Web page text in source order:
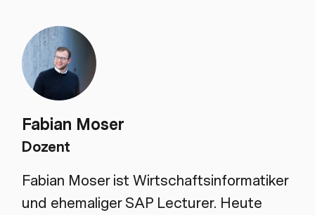
Fabian Moser
Dozent
Fabian Moser ist Wirtschaftsinformatiker
und ehemaliger SAP Lecturer. Heute